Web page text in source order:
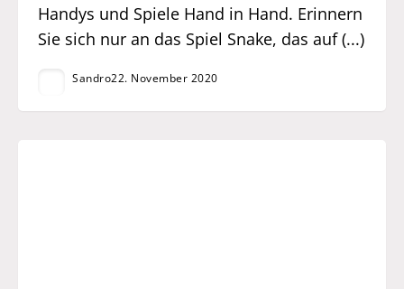
Handys und Spiele Hand in Hand. Erinnern
Sie sich nur an das Spiel Snake, das auf (...)
Sandro22. November 2020